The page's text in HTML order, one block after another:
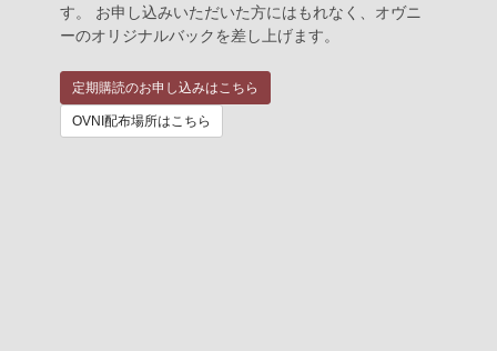
す。 お申し込みいただいた方にはもれなく、オヴニ
ーのオリジナルバックを差し上げます。
定期購読のお申し込みはこちら
OVNI配布場所はこちら